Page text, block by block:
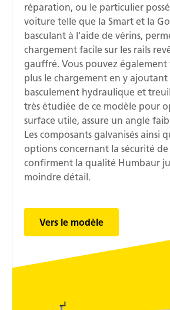
réparation, ou le particulier
voiture telle que la Smart et la
basculant à l'aide de vérins,
chargement facile sur les rails
gauffré. Vous pouvez également
plus le chargement en y ajoutant
basculement hydraulique et
très étudiée de ce modèle pour
surface utile, assure un angle
Les composants galvanisés ainsi
options concernant la sécurité
confirment la qualité Humbaur
moindre détail.
Vers le modèle